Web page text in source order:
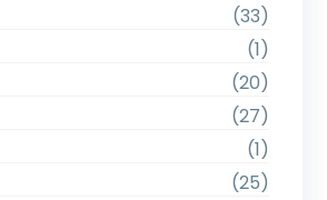
(33)
(1)
(20)
(27)
(1)
(25)